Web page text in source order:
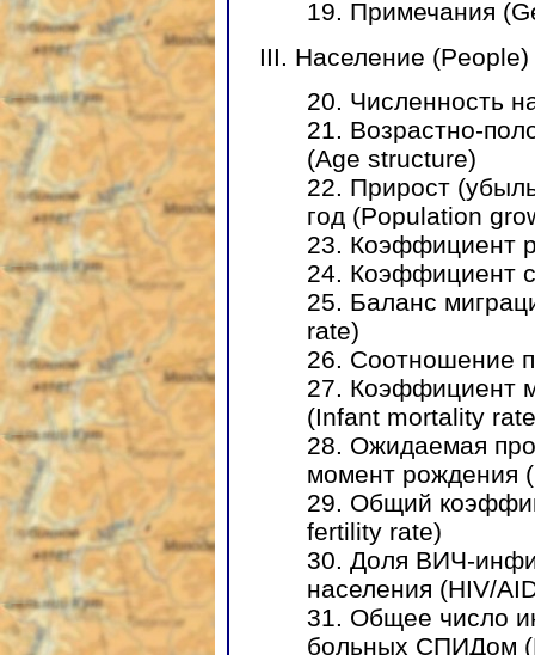
19. Примечания
III. Население (People)
20. Численность
21. Возрастно-
(Age structure)
22. Прирост
год (Population
23. Коэффициент
24. Коэффициент
25. Баланс
rate)
26. Соотношение
27. Коэффициент
(Infant mortality
28. Ожидаемая
момент рождения
29. Общий
fertility rate)
30. Доля ВИЧ-
населения (HIV/
31. Общее число
больных СПИДом